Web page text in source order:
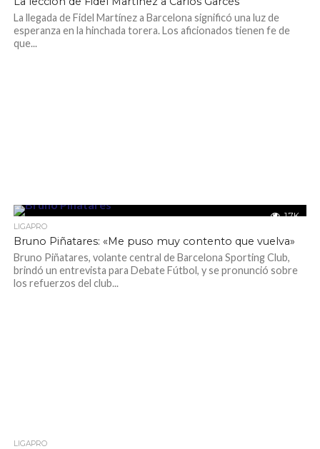
La llegada de Fidel Martínez a Barcelona significó una luz de
esperanza en la hinchada torera. Los aficionados tienen fe de
que...
1.7K
LIGAPRO
Bruno Piñatares: «Me puso muy contento que vuelva»
Bruno Piñatares, volante central de Barcelona Sporting Club,
brindó un entrevista para Debate Fútbol, y se pronunció sobre
los refuerzos del club...
LIGAPRO